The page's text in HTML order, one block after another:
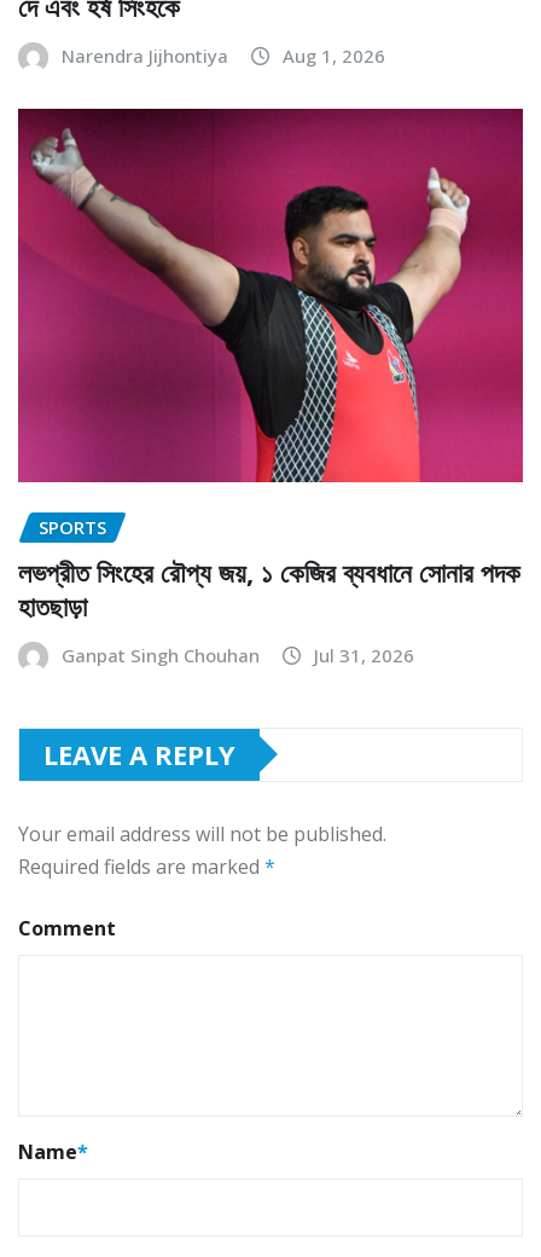
Narendra Jijhontiya Aug 1, 2026
SPORTS
লভপ্রীত সিংহের রৌপ্য জয়, ১ কেজির ব্যবধানে সোনার পদক
হাতছাড়া
Ganpat Singh Chouhan Jul 31, 2026
LEAVE A REPLY
Your email address will not be published.
Required fields are marked *
Comment
Name*